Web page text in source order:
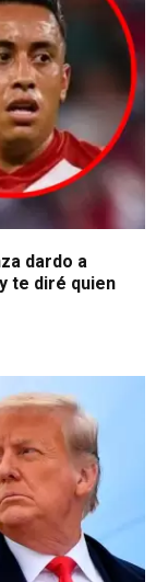
dardo a
te diré quien